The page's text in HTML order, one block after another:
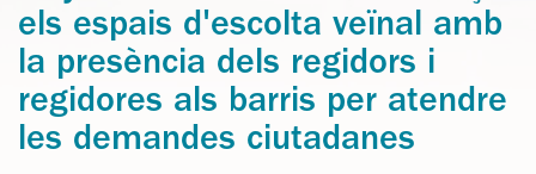
els espais d'escolta veïnal amb
la presència dels regidors i
regidores als barris per atendre
les demandes ciutadanes